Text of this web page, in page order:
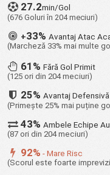
27.2min/Gol
(676 Goluri în 204 meciuri)
+33% Avantaj Atac
(Marcheză 33% mai multe
61%Fără Gol Primit
(125 ori din 204 meciuri)
25%Avantaj
(Primește 25% mai puține
43%Ambele Echipe
(87 ori din 204 meciuri)
92% - Mare Risc
(Scorul este foarte